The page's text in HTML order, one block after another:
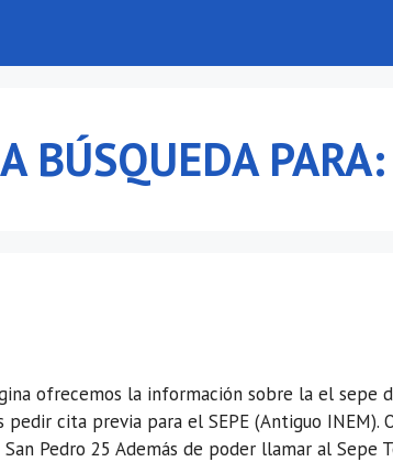
BÚSQUEDA PARA:
ofrecemos la información sobre la el sepe
cita previa para el SEPE (Antiguo INEM).
Pedro 25 Además de poder llamar al Sepe